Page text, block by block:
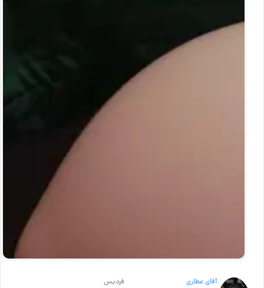
آقای عطاری فردیس